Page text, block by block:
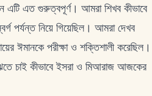
এটি এত গুরুত্বপূর্ণ। আমরা শিখব কীভাবে
পর্যন্ত নিয়ে গিয়েছিল। আমরা দেখব
ঈমানকে পরীক্ষা ও শক্তিশালী করেছিল।
চাই কীভাবে ইসরা ও মিআরাজ আজকের